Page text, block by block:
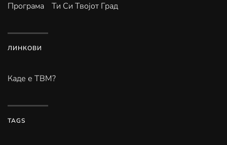
Програма Ти Си Твојот Град
ЛИНКОВИ
Каде е ТВМ?
TAGS